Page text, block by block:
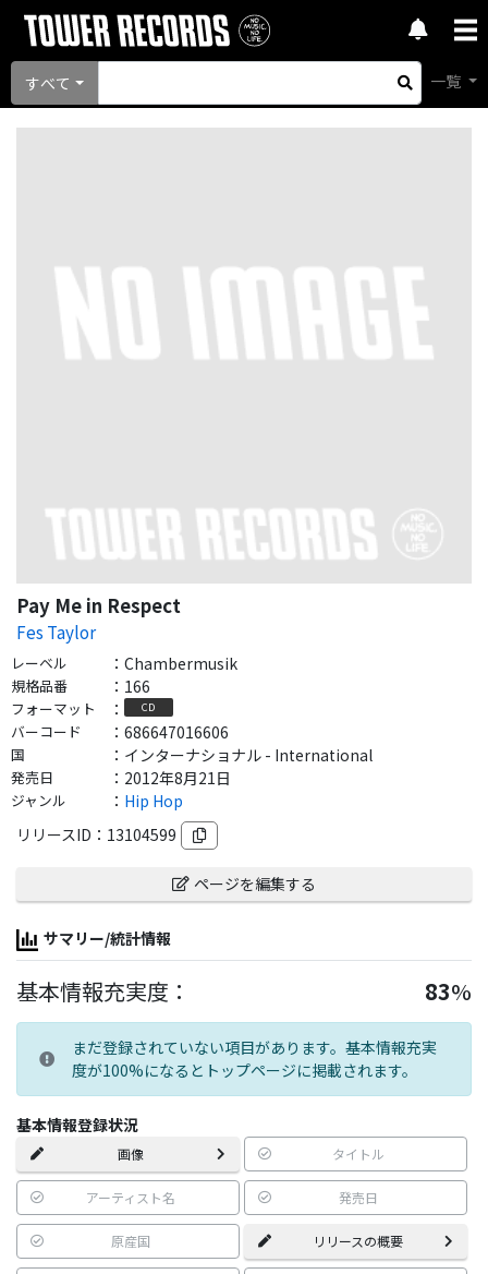
すべて 一覧
Pay Me in Respect
Fes Taylor
レーベル ： Chambermusik
規格品番 ： 166
フォーマット ： CD
バーコード ： 686647016606
国 ： インターナショナル - International
発売日 ： 2012年8月21日
ジャンル ： Hip Hop
リリースID： 13104599
ページを編集する
サマリー/統計情報
基本情報充実度： 83%
まだ登録されていない項目があります。基本情報充実
度が100%になるとトップページに掲載されます。
基本情報登録状況
画像 タイトル
アーティスト名 発売日
原産国 リリースの概要